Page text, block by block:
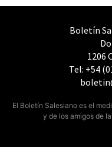
Boletín
1206
Tel: +54
El Boletín Salesiano es el
y de los amigos de